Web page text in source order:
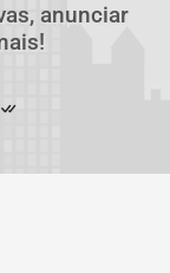
anunciar